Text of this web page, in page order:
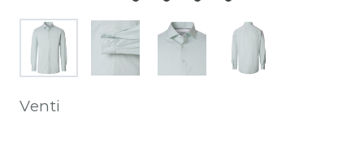
Venti